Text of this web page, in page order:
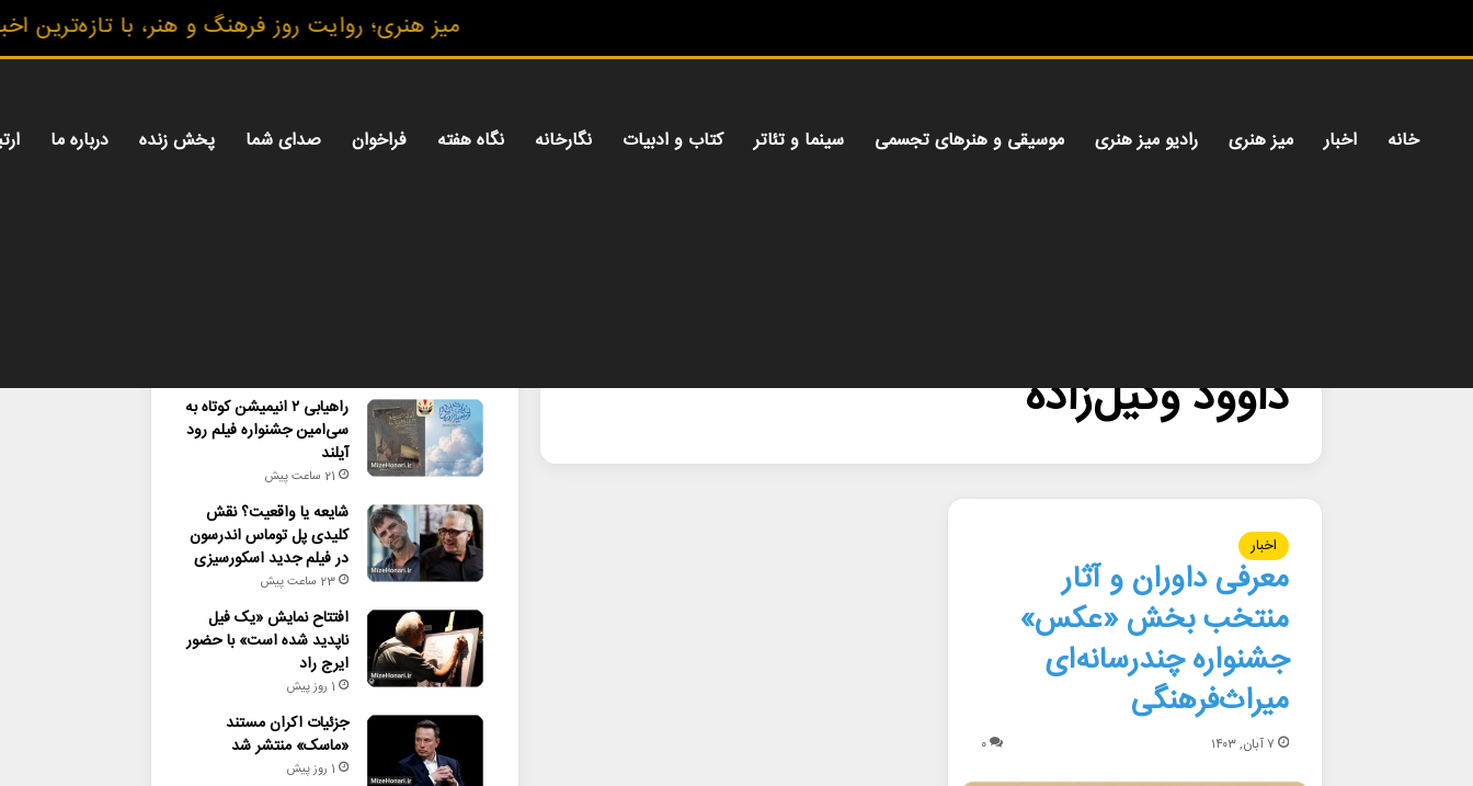
میز هنری؛ روایت روز فرهنگ و هنر، با تازه‌ترین
خانه اخبار میز هنری رادیو میز هنری موسیقی و هنرهای تجسمی سینما و تئاتر کتاب و ادبیات نگارخانه نگاه هفته فراخوان صدای شما پخش زنده درباره ما
داوود وکیل‌زاده
اخبار
معرفی داوران و آثار
منتخب بخش «عکس»
جشنواره چندرسانه‌ای
میراث‌فرهنگی
۷ آبان, ۱۴۰۳ ۰
راهیابی ۲ انیمیشن کوتاه به
سی‌امین جشنواره فیلم رود
آیلند
21 ساعت پیش
شایعه یا واقعیت؟ نقش
کلیدی پل توماس اندرسون
در فیلم جدید اسکورسیزی
23 ساعت پیش
افتتاح نمایش «یک فیل
ناپدید شده است» با حضور
ایرج راد
1 روز پیش
جزئیات اکران مستند
«ماسک» منتشر شد
1 روز پیش